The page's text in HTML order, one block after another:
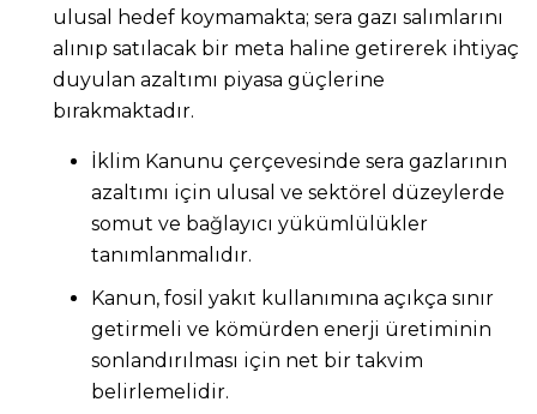
ulusal hedef koymamakta; sera gazı salımlarını
alınıp satılacak bir meta haline getirerek ihtiyaç
duyulan azaltımı piyasa güçlerine
bırakmaktadır.
İklim Kanunu çerçevesinde sera gazlarının
azaltımı için ulusal ve sektörel düzeylerde
somut ve bağlayıcı yükümlülükler
tanımlanmalıdır.
Kanun, fosil yakıt kullanımına açıkça sınır
getirmeli ve kömürden enerji üretiminin
sonlandırılması için net bir takvim
belirlemelidir.